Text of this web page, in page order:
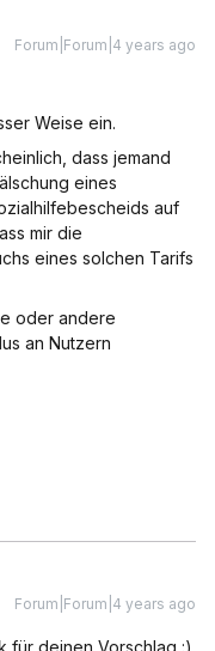
Forum|Forum|4 years ago
Weise ein.
dass jemand
eines
auf
mir die
eines solchen Tarifs
oder andere
an Nutzern
Forum|Forum|4 years ago
für deinen Vorschlag :)